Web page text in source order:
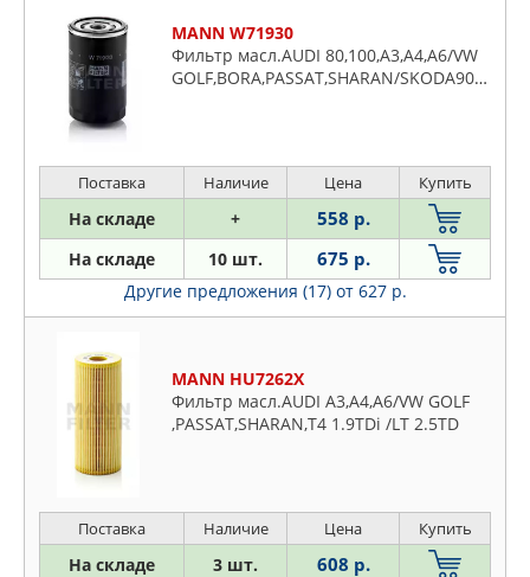
MANN W71930
Фильтр масл.AUDI 80,100,A3,A4,A6/VW
GOLF,BORA,PASSAT,SHARAN/SKODA90=>
Поставка Наличие Цена Купить
На складе + 558 р.
На складе 10 шт. 675 р.
Другие предложения (17) от 627 р.
MANN HU7262X
Фильтр масл.AUDI A3,A4,A6/VW GOLF
,PASSAT,SHARAN,T4 1.9TDi /LT 2.5TD
Поставка Наличие Цена Купить
На складе 3 шт. 608 р.